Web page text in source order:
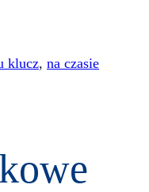
klucz, na czasie